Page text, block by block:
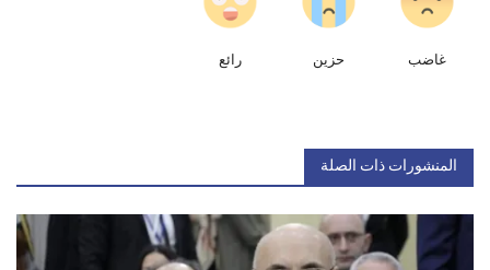
غاضب حزين رائع
المنشورات ذات الصلة